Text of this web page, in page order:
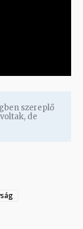
szereplő
de